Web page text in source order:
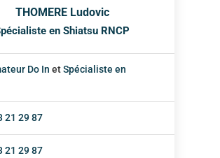
THOMERE Ludovic
en Shiatsu RNCP
Do In etSpécialiste en
21 29 87
21 29 87